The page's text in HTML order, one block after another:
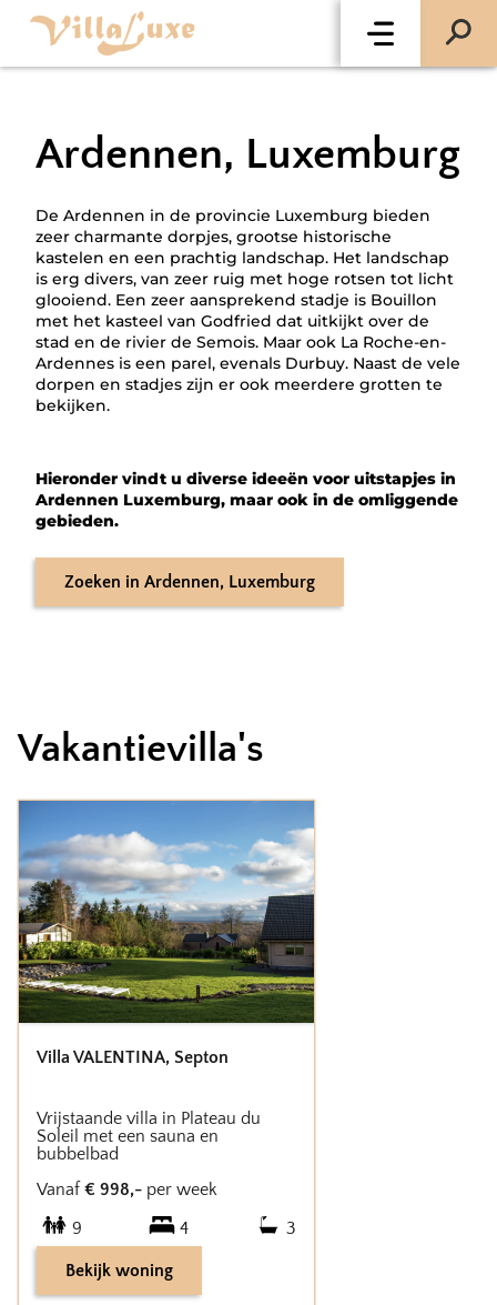
Ardennen, Luxemburg
De Ardennen in de provincie Luxemburg bieden
zeer charmante dorpjes, grootse historische
kastelen en een prachtig landschap. Het landschap
is erg divers, van zeer ruig met hoge rotsen tot licht
glooiend. Een zeer aansprekend stadje is Bouillon
met het kasteel van Godfried dat uitkijkt over de
stad en de rivier de Semois. Maar ook La Roche-en-
Ardennes is een parel, evenals Durbuy. Naast de vele
dorpen en stadjes zijn er ook meerdere grotten te
bekijken.
Hieronder vindt u diverse ideeën voor uitstapjes in
Ardennen Luxemburg, maar ook in de omliggende
gebieden.
Zoeken in Ardennen, Luxemburg
Vakantievilla's
Villa VALENTINA, Septon
Vrijstaande villa in Plateau du
Soleil met een sauna en
bubbelbad
Vanaf € 998,- per week
9
4 3
Bekijk woning